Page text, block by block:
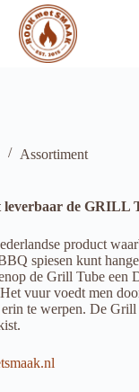
Assortiment
de GRILL
product
spiesen kunt
de Grill Tube een
vuur voedt men
te werpen. De Grill